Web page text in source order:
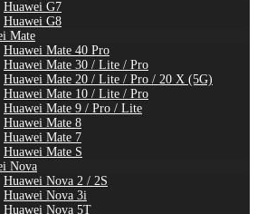
Huawei G7
Huawei G8
Mate
Huawei Mate 40 Pro
Huawei Mate 30 / Lite / Pro
Huawei Mate 20 / Lite / Pro / 20 X (5G)
Huawei Mate 10 / Lite / Pro
Huawei Mate 9 / Pro / Lite
Huawei Mate 8
Huawei Mate 7
Huawei Mate S
Nova
Huawei Nova 2 / 2S
Huawei Nova 3i
Huawei Nova 5T